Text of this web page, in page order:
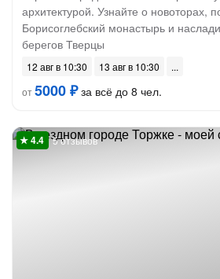
архитектурой. Узнайте о новоторах,
Борисоглебский монастырь и
берегов Тверцы
12 авг в 10:30
13 авг в 10:30
от5000 ₽за всё до 8 чел.
5 отзывов